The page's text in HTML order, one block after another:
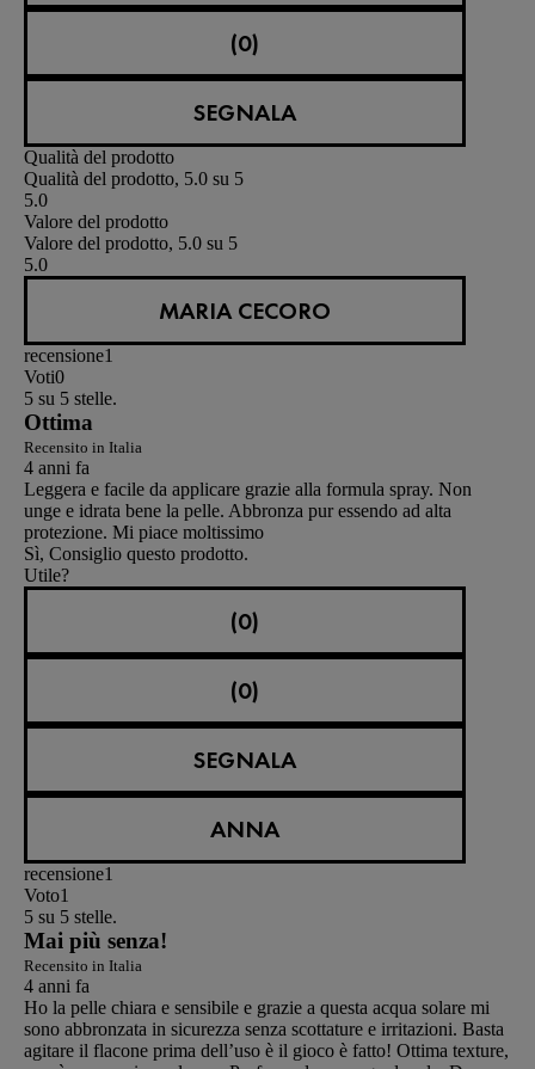
(0)
SEGNALA
Qualità del prodotto
Qualità del prodotto, 5.0 su 5
5.0
Valore del prodotto
Valore del prodotto, 5.0 su 5
5.0
MARIA CECORO
recensione1
Voti0
5 su 5 stelle.
Ottima
Recensito in Italia
4 anni fa
Leggera e facile da applicare grazie alla formula spray. Non
unge e idrata bene la pelle. Abbronza pur essendo ad alta
protezione. Mi piace moltissimo
Sì, Consiglio questo prodotto.
Utile?
(0)
(0)
SEGNALA
ANNA
recensione1
Voto1
5 su 5 stelle.
Mai più senza!
Recensito in Italia
4 anni fa
Ho la pelle chiara e sensibile e grazie a questa acqua solare mi
sono abbronzata in sicurezza senza scottature e irritazioni. Basta
agitare il flacone prima dell’uso è il gioco è fatto! Ottima texture,